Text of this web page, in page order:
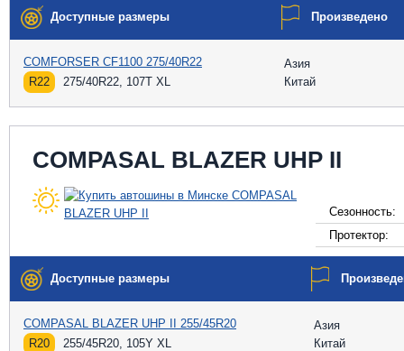
Доступные размеры Произведено
COMFORSER CF1100 275/40R22
R22
275/40R22, 107T XL
Азия
Китай
COMPASAL BLAZER UHP II
Сезонность:
Протектор:
Доступные размеры
COMPASAL BLAZER UHP II 255/45R20
R20
255/45R20, 105Y XL
Азия
Китай